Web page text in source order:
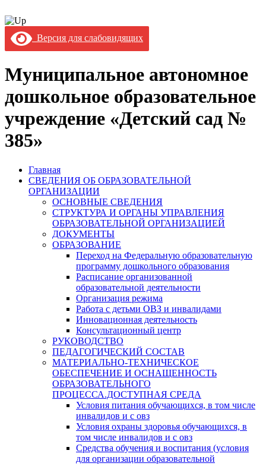
Версия для слабовидящих
Муниципальное автономное
дошкольное образовательное
учреждение «Детский сад №
385»
Главная
СВЕДЕНИЯ ОБ ОБРАЗОВАТЕЛЬНОЙ
ОРГАНИЗАЦИИ
ОСНОВНЫЕ СВЕДЕНИЯ
СТРУКТУРА И ОРГАНЫ УПРАВЛЕНИЯ
ОБРАЗОВАТЕЛЬНОЙ ОРГАНИЗАЦИЕЙ
ДОКУМЕНТЫ
ОБРАЗОВАНИЕ
Переход на Федеральную образовательную
программу дошкольного образования
Расписание организованной
образовательной деятельности
Организация режима
Работа с детьми ОВЗ и инвалидами
Инновационная деятельность
Консультационный центр
РУКОВОДСТВО
ПЕДАГОГИЧЕСКИЙ СОСТАВ
МАТЕРИАЛЬНО-ТЕХНИЧЕСКОЕ
ОБЕСПЕЧЕНИЕ И ОСНАЩЕННОСТЬ
ОБРАЗОВАТЕЛЬНОГО
ПРОЦЕССА.ДОСТУПНАЯ СРЕДА
Условия питания обучающихся, в том числе
инвалидов и с овз
Условия охраны здоровья обучающихся, в
том числе инвалидов и с овз
Средства обучения и воспитания (условия
для организации образовательной